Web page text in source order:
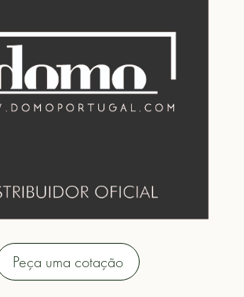
Peça uma cotação